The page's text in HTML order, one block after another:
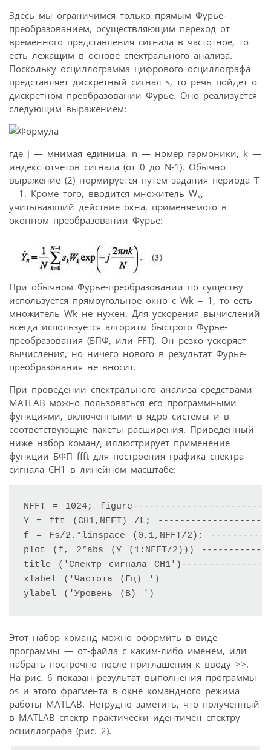
Здесь мы ограничимся только прямым Фурье-
преобразованием, осуществляющим переход от
временного представления сигнала в частотное, то
есть лежащим в основе спектрального анализа.
Поскольку осциллограмма цифрового осциллографа
представляет дискретный сигнал s, то речь пойдет о
дискретном преобразовании Фурье. Оно реализуется
следующим выражением:
где j — мнимая единица, n — номер гармоники, k —
индекс отчетов сигнала (от 0 до N-1). Обычно
выражение (2) нормируется путем задания периода T
= 1. Кроме того, вводится множитель Wk,
учитывающий действие окна, применяемого в
оконном преобразовании Фурье:
При обычном Фурье-преобразовании по существу
используется прямоугольное окно с Wk = 1, то есть
множитель Wk не нужен. Для ускорения вычислений
всегда используется алгоритм быстрого Фурье-
преобразования (БПФ, или FFT). Он резко ускоряет
вычисления, но ничего нового в результат Фурье-
преобразования не вносит.
При проведении спектрального анализа средствами
MATLAB можно пользоваться его программными
функциями, включенными в ядро системы и в
соответствующие пакеты расширения. Приведенный
ниже набор команд иллюстрирует применение
функции БФП ffft для построения графика спектра
сигнала CH1 в линейном масштабе:
NFFT = 1024;
Y = fft (CH1,NFFT) /L;
f = Fs/2.*linspace (0,1,NFFT/2);
plot (f, 2*abs (Y (1:NFFT/2)))
title ('Спектр сигнала
xlabel ('Частота (Гц) ')
ylabel ('Уровень (В) ')
Этот набор команд можно оформить в виде
программы — от-файла с каким-либо именем, или
набрать построчно после приглашения к вводу >>.
На рис. 6 показан результат выполнения программы
os и этого фрагмента в окне командного режима
работы MATLAB. Нетрудно заметить, что полученный
в MATLAB спектр практически идентичен спектру
осциллографа (рис. 2).